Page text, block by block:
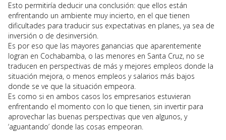
Esto permitiría deducir una conclusión: que ellos están
enfrentando un ambiente muy incierto, en el que tienen
dificultades para traducir sus expectativas en planes, ya sea de
inversión o de desinversión.
Es por eso que las mayores ganancias que aparentemente
logran en Cochabamba, o las menores en Santa Cruz, no se
traducen en perspectivas de más y mejores empleos donde la
situación mejora, o menos empleos y salarios más bajos
donde se ve que la situación empeora.
Es como si en ambos casos los empresarios estuvieran
enfrentando el momento con lo que tienen, sin invertir para
aprovechar las buenas perspectivas que ven algunos, y
‘aguantando’ donde las cosas empeoran.